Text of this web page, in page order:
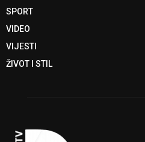
SPORT
VIDEO
VIJESTI
ŽIVOT I STIL